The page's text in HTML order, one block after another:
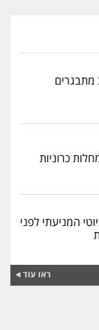
מתבגרים
כרוניות
המניעתי לפני
ראו עוד